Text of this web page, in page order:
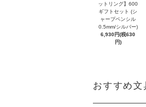
ットリング】600
ギフトセット (シ
ャープペンシル
0.5mm/シルバー)
6,930円(税630
円)
おすすめ文